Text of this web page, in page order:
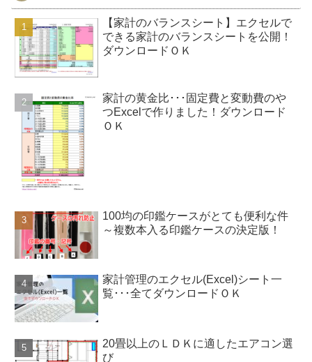
【家計のバランスシート】エクセルで
できる家計のバランスシートを公開！
ダウンロードＯＫ
家計の黄金比･･･固定費と変動費のや
つExcelで作りました！ダウンロード
ＯＫ
100均の印鑑ケースがとても便利な件
～複数本入る印鑑ケースの決定版！
家計管理のエクセル(Excel)シート一
覧･･･全てダウンロードＯＫ
20畳以上のＬＤＫに適したエアコン選
び